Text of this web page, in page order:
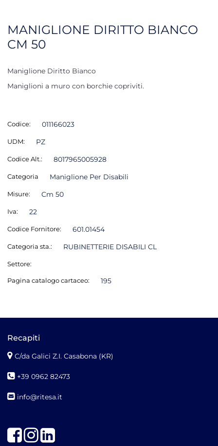
MANIGLIONE DIRITTO BIANCO
CM 50
Maniglione Diritto Bianco
Maniglioni a muro con borchie copriviti.
Codice: 011166023
UDM: PZ
Codice Alt.: 8017965005928
Categoria Maniglione Per Disabili
Misure: Cm 50
Iva: 22
Codice Fornitore: 601.01454
Categoria sta.: RUBINETTERIE DISABILI CL
Settore:
Pagina catalogo cartaceo: 195
Recapiti
C/da Galici Z.I. Casabona (KR)
+39 0962 82473
info@ritesa.it
FacebookInstagram
LinkedIn